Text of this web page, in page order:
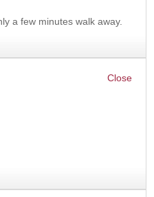
a few minutes walk away.